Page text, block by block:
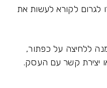
לגרום לקורא לעשות את
ללחיצה על כפתור,
יצירת קשר עם העסק.